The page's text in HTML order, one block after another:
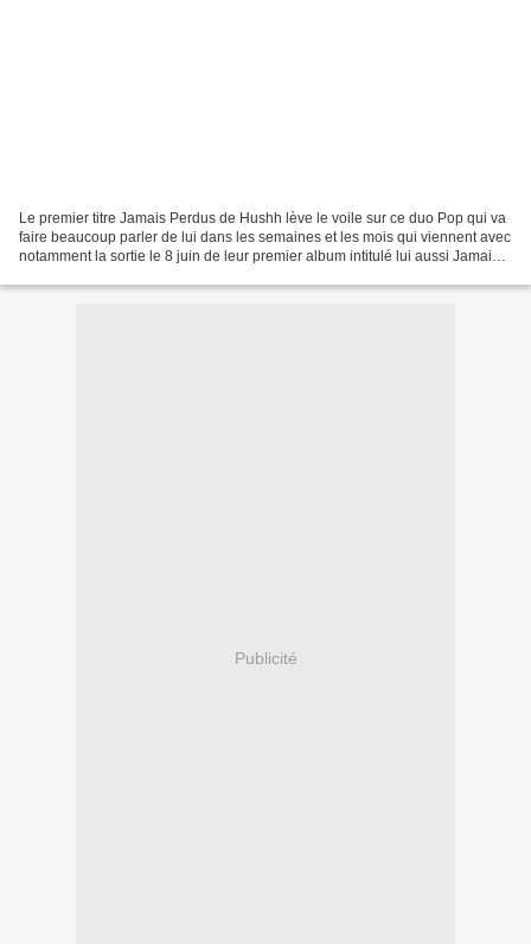
Le premier titre Jamais Perdus de Hushh lève le voile sur ce duo Pop qui va
faire beaucoup parler de lui dans les semaines et les mois qui viennent avec
notamment la sortie le 8 juin de leur premier album intitulé lui aussi Jamais
Publicité